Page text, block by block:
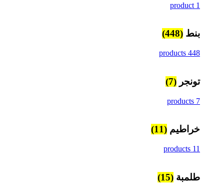
1 product
بنط (448)
448 products
تونجر (7)
7 products
خراطيم (11)
11 products
طلمبة (15)